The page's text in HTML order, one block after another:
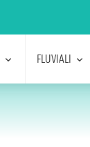
FLUVIALI